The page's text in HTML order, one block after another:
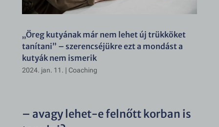
„Öreg kutyának már nem lehet új trükköket
tanítani” – szerencséjükre ezt a mondást a
kutyák nem ismerik
2024. jan. 11. | Coaching
– avagy lehet-e felnőtt korban is